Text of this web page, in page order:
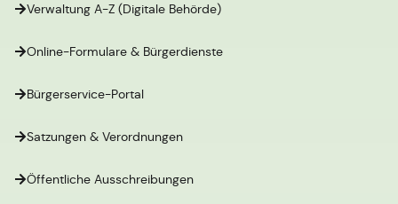
Verwaltung A-Z (Digitale Behörde)
Online-Formulare & Bürgerdienste
Bürgerservice-Portal
Satzungen & Verordnungen
Öffentliche Ausschreibungen